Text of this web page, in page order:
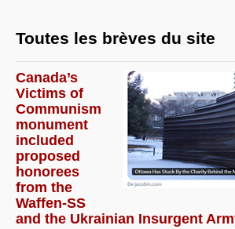
Toutes les brèves du site
Canada’s
Victims of
Communism
monument
included
proposed
honorees
from the
Waffen-SS
and the Ukrainian Insurgent